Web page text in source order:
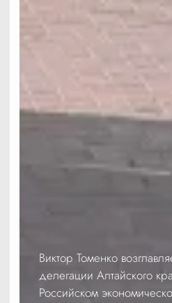
Виктор Томенко
делегации Алтайского
Российском